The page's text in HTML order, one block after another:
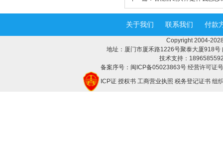
关于我们 联系我们 付款
Copyright 2004-
地址：厦门市厦禾路1226号聚泰大厦918
技术支持：
备案序号：闽ICP备05023863号 经营许可证
ICP证 授权书 工商营业执照 税务登记证书 组